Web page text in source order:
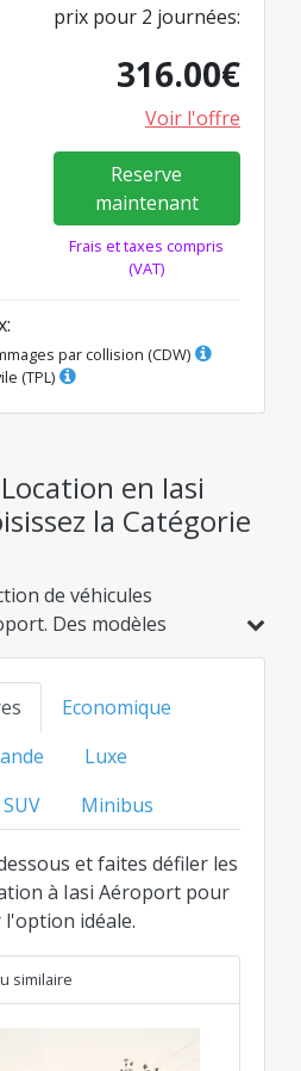
prix pour 2 journées:
316.00€
Voir l'offre
Reserve
maintenant
Frais et taxes compris
(VAT)
:
par collision (CDW)
(TPL)
en Iasi
la Catégorie
de véhicules
Des modèles
aux options familiales,
l'option idéale au
pour chaque
Economique
Luxe
SUV Minibus
et faites défiler les
à Iasi Aéroport pour
idéale.
similaire